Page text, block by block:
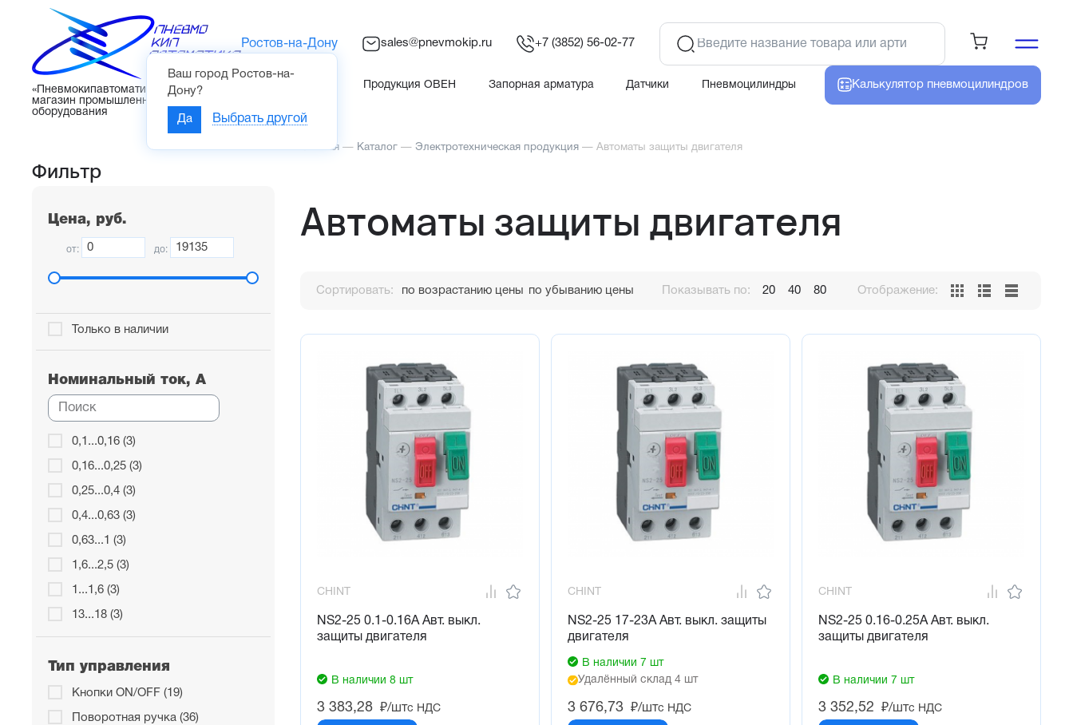
«Пневмокипавтоматика» – интернет-
магазин промышленного
оборудования
Ростов-на-Дону
Ваш город Ростов-на-
Дону?
Да Выбрать другой
sales@pnevmokip.ru +7 (3852) 56-02-77
Продукция ОВЕН Запорная арматура Датчики Пневмоцилиндры Калькулятор пневмоцилиндров
Фильтр
Цена, руб.
от: до:
Только в наличии
Номинальный ток, А
0,1...0,16 (3)
0,16...0,25 (3)
0,25...0,4 (3)
0,4...0,63 (3)
0,63...1 (3)
1,6...2,5 (3)
1...1,6 (3)
13...18 (3)
16...25 (1)
17...23 (3)
2,5...4 (3)
20...25 (4)
Тип управления
Кнопки ON/OFF (19)
Поворотная ручка (36)
Главная — Каталог — Электротехническая продукция — Автоматы защиты двигателя
Автоматы защиты двигателя
Сортировать: по возрастанию цены по убыванию цены Показывать по: 20 40 80 Отображение:
CHINT
NS2-25 0.1-0.16А Авт. выкл.
защиты двигателя
В наличии 8 шт
3 383,28 ₽/штс НДС
CHINT
NS2-25 17-23А Авт. выкл. защиты
двигателя
В наличии 7 шт
Удалённый склад 4 шт
3 676,73 ₽/штс НДС
CHINT
NS2-25 0.16-0.25А Авт. выкл.
защиты двигателя
В наличии 7 шт
3 352,52 ₽/штс НДС